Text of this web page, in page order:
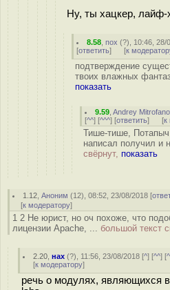
Ну, ты хацкер, лайф-
8.58 ,пох (?), 10:46, 28/
[ответить] [к
подтверждение
твоих влажных
показать
9.59 ,Andrey
[^^] [^^^] [ответить] [к
Тише-тише,
написал получил и
свёрнут, показать
1.12 ,Аноним (12), 08:52, 23/08/2018 [
[к модератору]
1 2 Не юрист, но оч похоже, что
лицензии Apache, ... большой текст
2.20 ,нах (?), 11:56, 23/08/2018 [^] [^^] [
[к модератору]
речь о модулях, являющихся